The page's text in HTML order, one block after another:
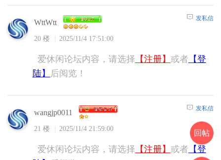
WttWtt
20 楼 2025/11/4 17:51:00
发私信
爱休闲论坛内容，请选择 【注册】 或者 【登
陆】
后阅览！
wangjp0011
21 楼 2025/11/4 21:59:00
发私信
爱休闲论坛内容，请选择 【注册】 或者 【登
回帖